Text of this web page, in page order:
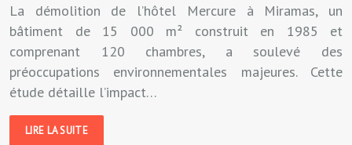
La démolition de l’hôtel Mercure à Miramas, un
bâtiment de 15 000 m² construit en 1985 et
comprenant 120 chambres, a soulevé des
préoccupations environnementales majeures. Cette
étude détaille l’impact…
LIRE LA SUITE